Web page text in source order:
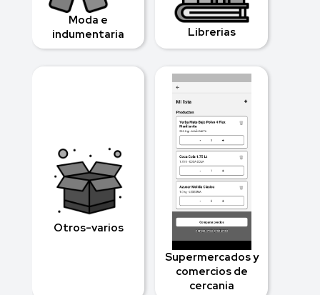
Moda e
indumentaria
Librerias
Otros-varios
Supermercados y
comercios de
cercania